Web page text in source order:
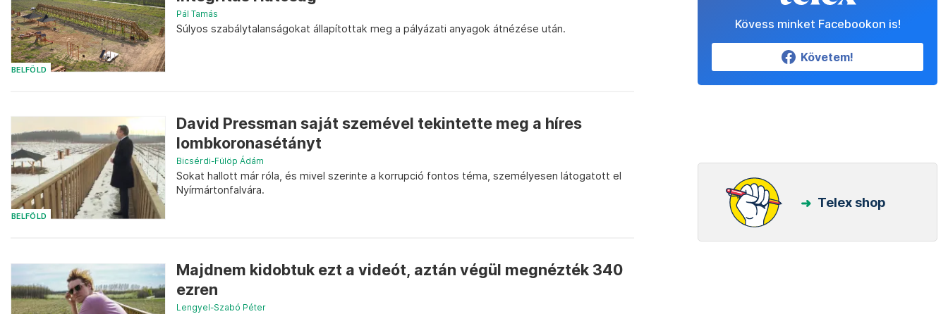
BELFÖLD
Pál Tamás
Súlyos szabálytalanságokat állapítottak meg a pályázati anyagok átnézése után.
BELFÖLD
David Pressman saját szemével tekintette meg a híres
lombkoronasétányt
Bicsérdi-Fülöp Ádám
Sokat hallott már róla, és mivel szerinte a korrupció fontos téma, személyesen látogatott el
Nyírmártonfalvára.
Majdnem kidobtuk ezt a videót, aztán végül megnézték 340
ezren
Lengyel-Szabó Péter
Kövess minket Facebookon is!
Követem!
Telex shop